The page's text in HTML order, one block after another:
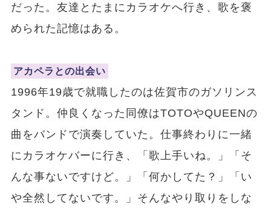
だった。友達とたまにカラオケへ行き、歌を褒
められた記憶はある。
アカペラとの出会い
1996年19歳で就職したのは佐賀市のガソリンス
タンド。仲良くなった同僚はTOTOやQUEENの
曲をバンドで演奏していた。仕事終わりに一緒
にカラオケバーに行き、「歌上手いね。」「そ
んな事ないですけど。」「何かしてた？」「い
や全然してないです。」そんなやり取りをしな